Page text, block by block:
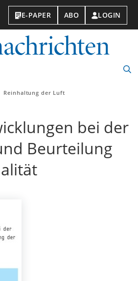
E-PAPER ABO LOGIN
Reinhaltung der Luft
bei der
Beurteilung